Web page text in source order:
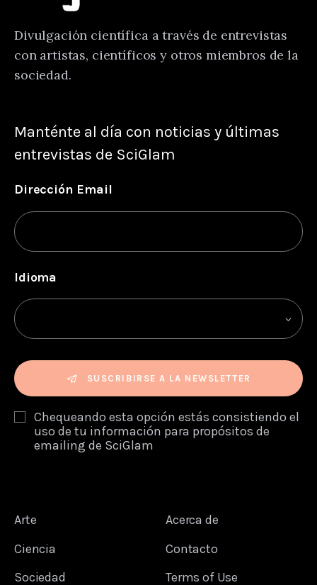
Divulgación científica a través de entrevistas
con artistas, científicos y otros miembros de la
sociedad.
Manténte al día con noticias y últimas
entrevistas de SciGlam
Dirección Email
Idioma
SUSCRIBIRSE A LA NEWSLETTER
Chequeando esta opción estás consistiendo el
uso de tu información para propósitos de
emailing de SciGlam
Arte
Ciencia
Sociedad
Acerca de
Contacto
Terms of Use